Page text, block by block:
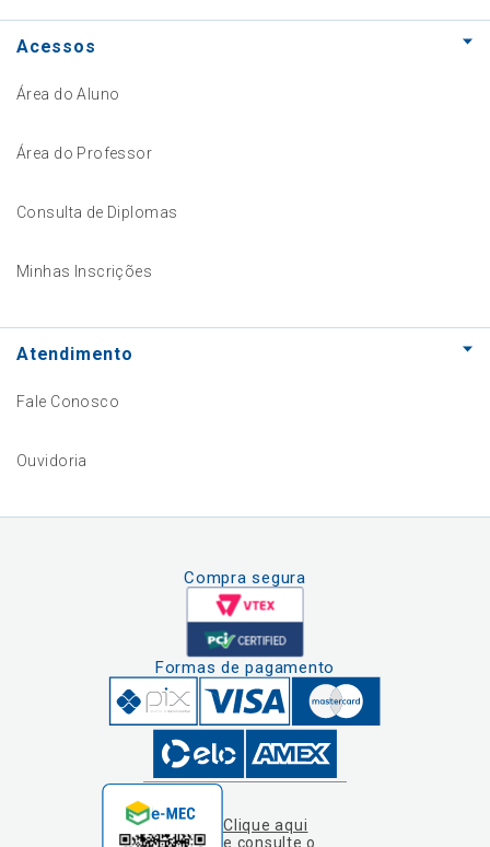
Acessos
Área do Aluno
Área do Professor
Consulta de Diplomas
Minhas Inscrições
Atendimento
Fale Conosco
Ouvidoria
Compra segura
Formas de pagamento
Clique aqui
e consulte o